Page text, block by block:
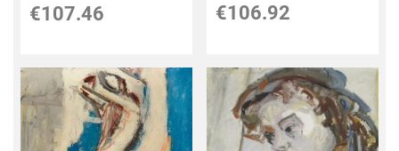
€107.46 €106.92